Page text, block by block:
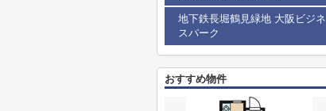
地下鉄長堀鶴見緑地 大阪ビジネ
スパーク
おすすめ物件